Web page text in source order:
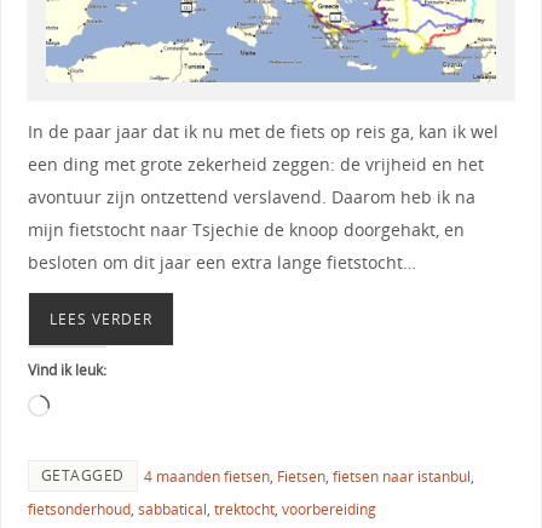
In de paar jaar dat ik nu met de fiets op reis ga, kan ik wel
een ding met grote zekerheid zeggen: de vrijheid en het
avontuur zijn ontzettend verslavend. Daarom heb ik na
mijn fietstocht naar Tsjechie de knoop doorgehakt, en
besloten om dit jaar een extra lange fietstocht…
LEES VERDER
Vind ik leuk:
GETAGGED 4 maanden fietsen, Fietsen, fietsen naar istanbul,
fietsonderhoud, sabbatical, trektocht, voorbereiding